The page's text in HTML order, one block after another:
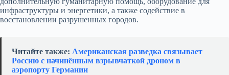
инфраструктуры и энергетики, а также содействие в
восстановлении разрушенных городов.
Читайте также: Американская разведка связывает
Россию с начинённым взрывчаткой дроном в
аэропорту Германии